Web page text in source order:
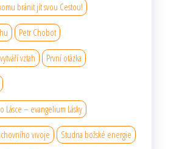
bránit jít svou Cestou!
Petr Chobot
vztah První otázka
Lásce – evangelium Lásky
vıvoje Studna božské energie